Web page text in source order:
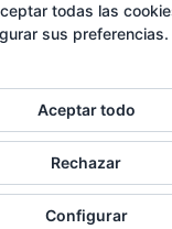
sobre las
CATA DE
Y MARKETING
CATA DE ACEITES DE
Oleoturismia. Al
todas las
sus preferencias.
Aceptar todo
Rechazar
Configurar